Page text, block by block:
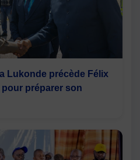
Lukonde précède Félix
pour préparer son